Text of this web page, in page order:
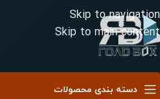
Skip to navigation
Skip to main content
دسته بندی محصولات